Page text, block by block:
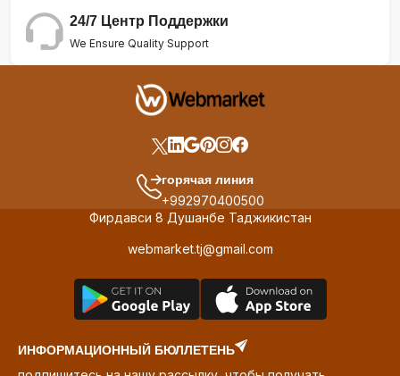
24/7 Центр Поддержки
We Ensure Quality Support
горячая линия
+992970400500
Фирдавси 8 Душанбе Таджикистан
webmarket.tj@gmail.com
ИНФОРМАЦИОННЫЙ БЮЛЛЕТЕНЬ